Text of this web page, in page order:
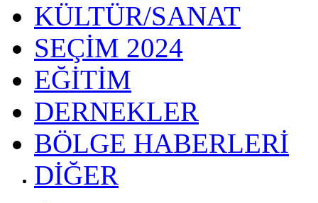
KÜLTÜR/SANAT
SEÇİM 2024
EĞİTİM
DERNEKLER
BÖLGE HABERLERİ
DİĞER